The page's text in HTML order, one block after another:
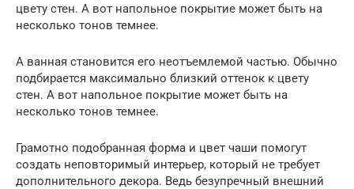
цвету стен. А вот напольное покрытие может быть на
несколько тонов темнее.
А ванная становится его неотъемлемой частью. Обычно
подбирается максимально близкий оттенок к цвету
стен. А вот напольное покрытие может быть на
несколько тонов темнее.
Грамотно подобранная форма и цвет чаши помогут
создать неповторимый интерьер, который не требует
дополнительного декора. Ведь безупречный внешний